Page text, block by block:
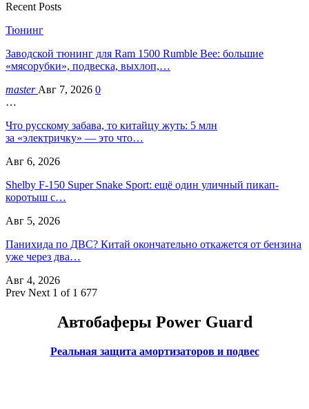
Recent Posts
Тюнинг
Заводской тюнинг для Ram 1500 Rumble Bee: большие
«мясорубки», подвеска, выхлоп,…
master Авг 7, 2026 0
…
Что русскому забава, то китайцу жуть: 5 млн
за «электричку» — это что…
Авг 6, 2026
Shelby F-150 Super Snake Sport: ещё один уличный пикап-
коротыш с…
Авг 5, 2026
Панихида по ДВС? Китай окончательно откажется от бензина
уже через два…
Авг 4, 2026
Prev Next 1 of 1 677
Автобаферы Power Guard
Реальная защита амортизаторов и подвес